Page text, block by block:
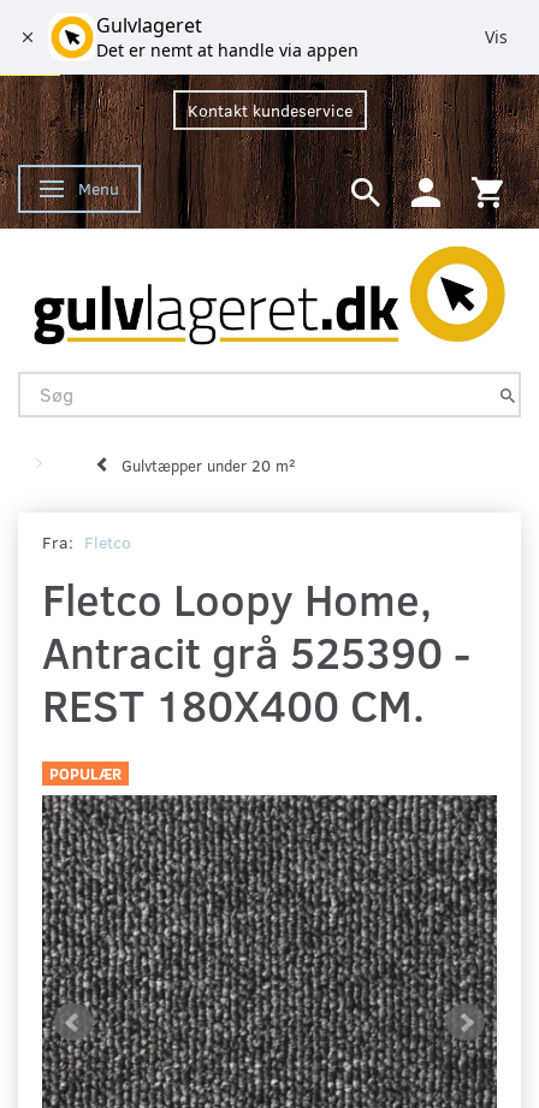
Kontakt kundeservice
Skifte navigation
Menu
Gulvtæpper under 20 m²
Fra: Fletco
Fletco Loopy Home,
Antracit grå 525390 -
REST 180X400 CM.
POPULÆR
Gulvlageret
Det er nemt at handle via appen
Vis